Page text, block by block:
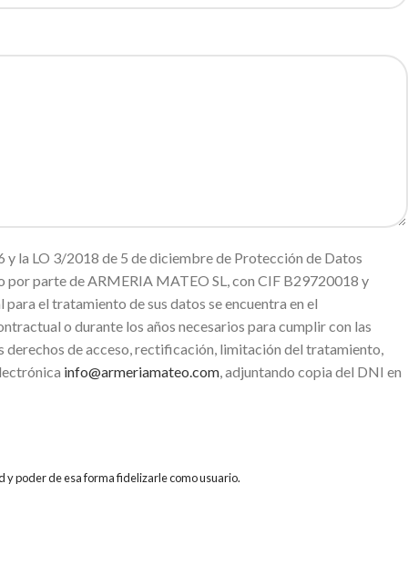
la LO 3/2018 de 5 de diciembre de Protección de Datos
parte de ARMERIA MATEO SL, con CIF B29720018 y
el tratamiento de sus datos se encuentra en el
o durante los años necesarios para cumplir con las
derechos de acceso, rectificación, limitación del tratamiento,
info@armeriamateo.com , adjuntando copia del DNI en
poder de esa forma fidelizarle como usuario.